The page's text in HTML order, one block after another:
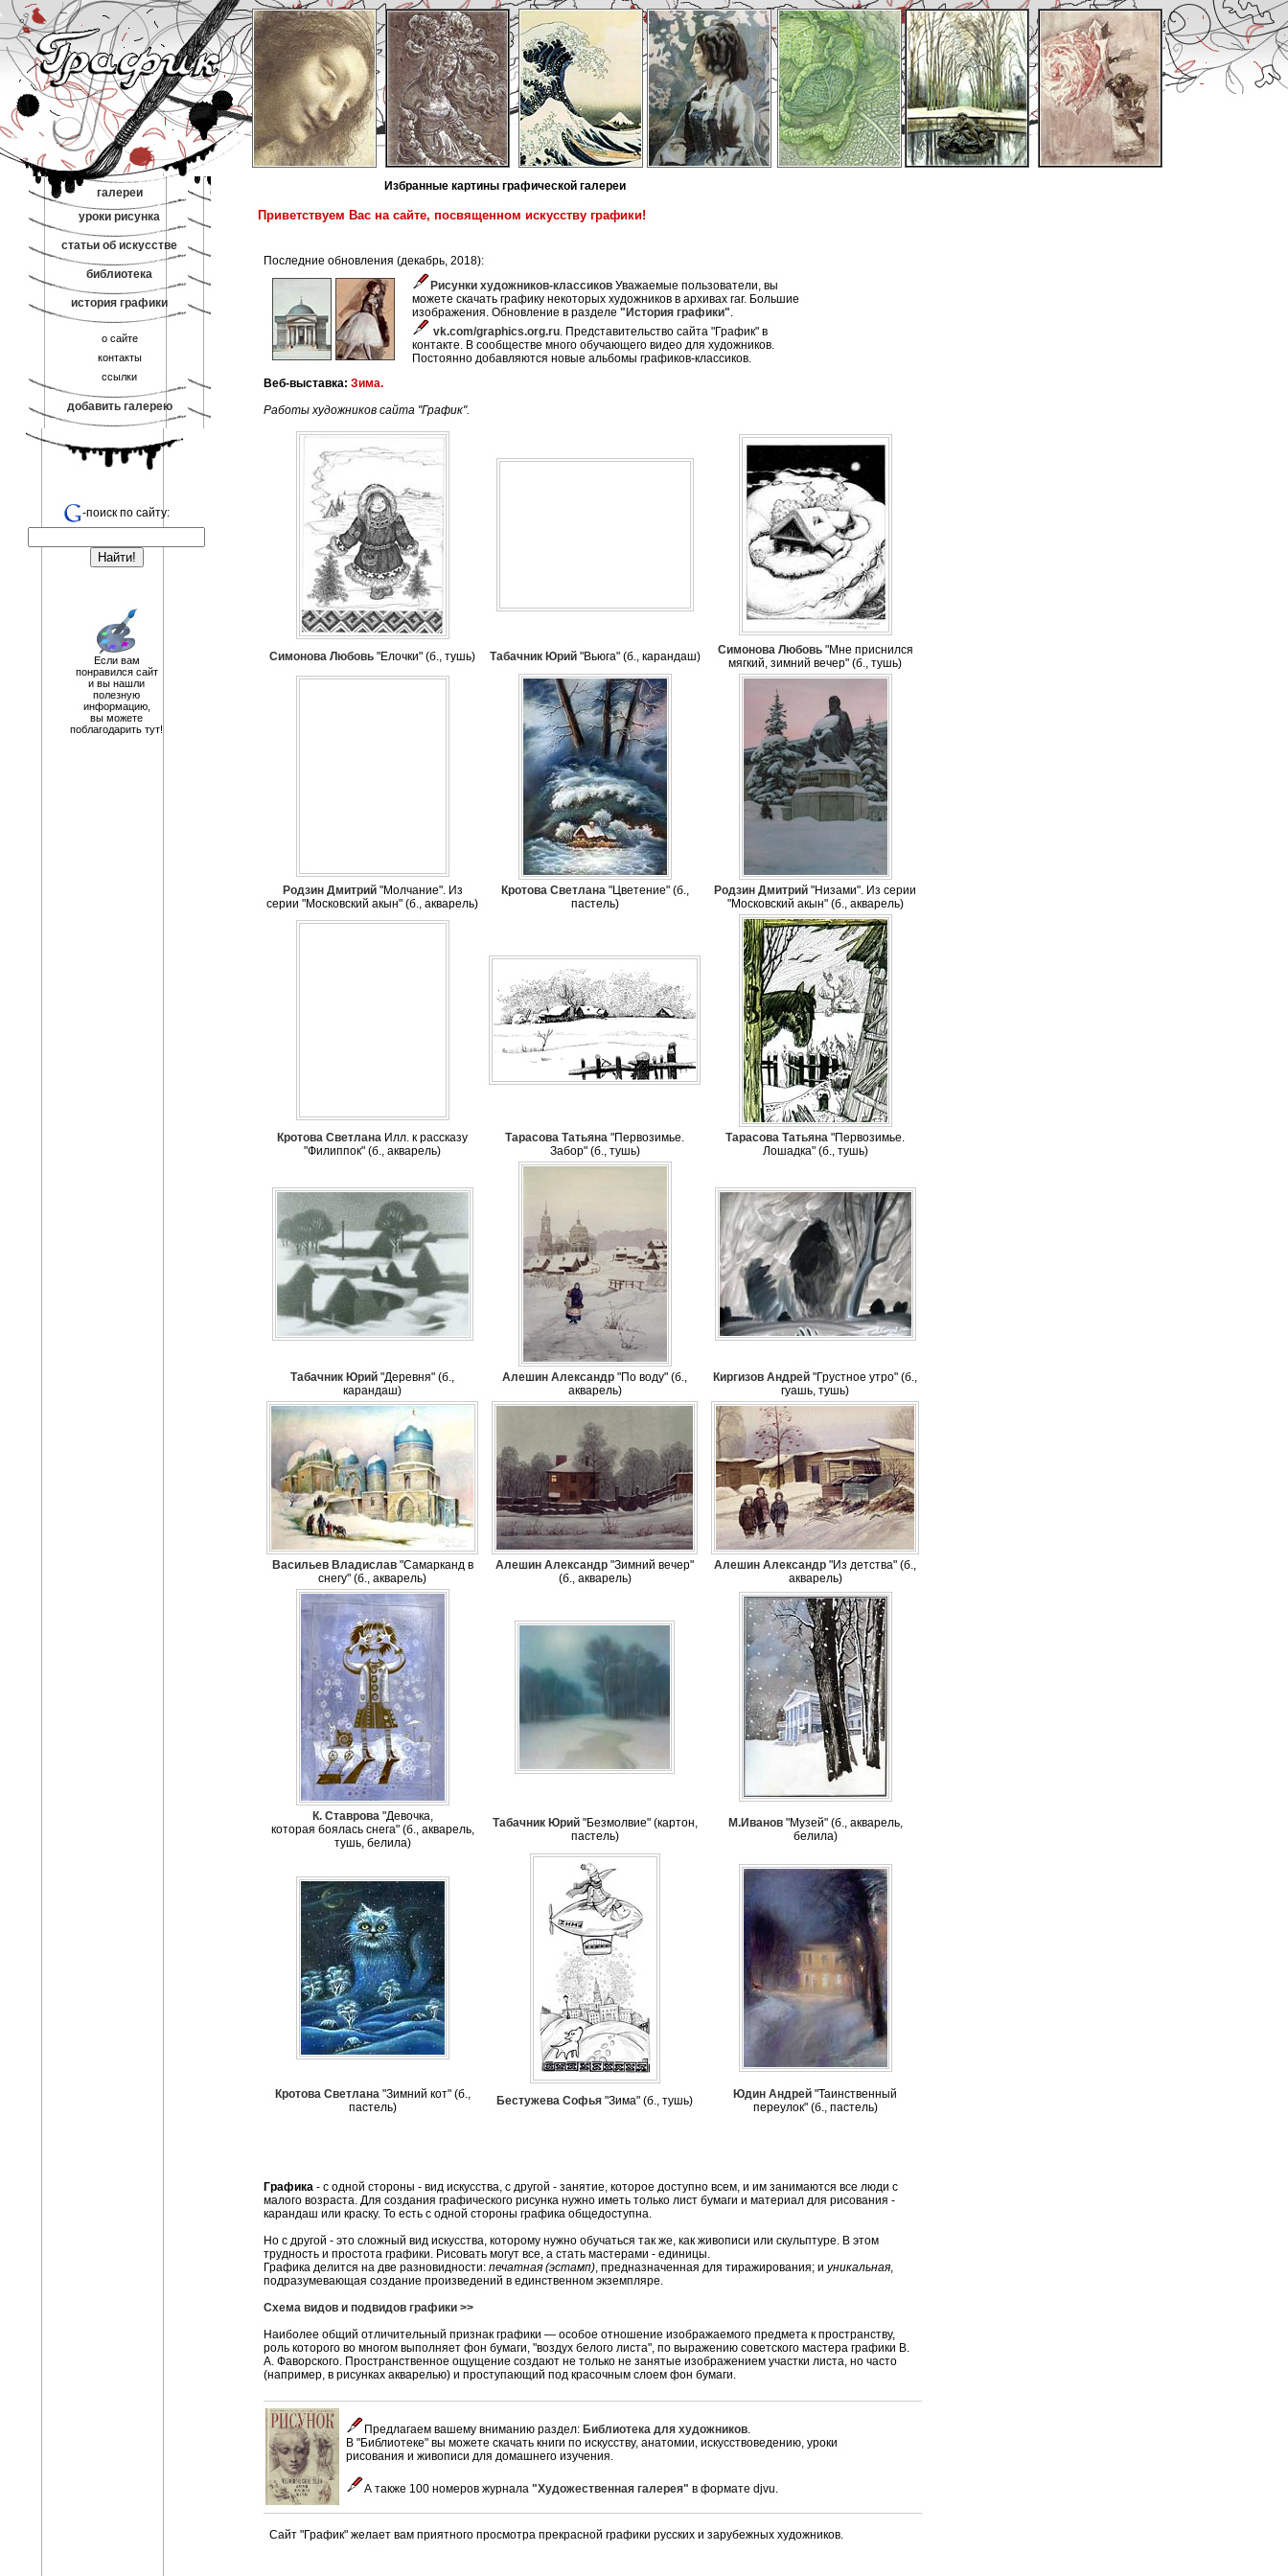
галереи
уроки рисунка
статьи об искусстве
библиотека
история графики
о сайте
контакты
ссылки
добавить галерею
-поиск по сайту:
Если вам
понравился сайт
и вы нашли
полезную
информацию,
вы можете
поблагодарить тут!
Избранные картины графической галереи
Приветствуем Вас на сайте, посвященном искусству графики!
Последние обновления (декабрь, 2018):
Рисунки художников-классиков Уважаемые пользователи, вы
можете скачать графику некоторых художников в архивах rar. Большие
изображения. Обновление в разделе "История графики".
vk.com/graphics.org.ru. Представительство сайта "График" в
контакте. В сообществе много обучающего видео для художников.
Постоянно добавляются новые альбомы графиков-классиков.
Веб-выставка: Зима.
Работы художников сайта "График".
Симонова Любовь "Елочки" (б., тушь) Табачник Юрий"Вьюга" (б., карандаш) Симонова Любовь"Мне приснился
мягкий, зимний вечер" (б., тушь)
Родзин Дмитрий"Молчание". Из
серии "Московский акын" (б., акварель)
Кротова Светлана"Цветение" (б.,
пастель)
Родзин Дмитрий "Низами". Из серии
"Московский акын" (б., акварель)
Кротова Светлана Илл. к рассказу
"Филиппок" (б., акварель)
Тарасова Татьяна "Первозимье.
Забор" (б., тушь)
Тарасова Татьяна "Первозимье.
Лошадка" (б., тушь)
Табачник Юрий "Деревня" (б.,
карандаш)
Алешин Александр "По воду" (б.,
акварель)
Киргизов Андрей "Грустное утро" (б.,
гуашь, тушь)
Васильев Владислав"Самарканд в
снегу" (б., акварель)
Алешин Александр "Зимний вечер"
(б., акварель)
Алешин Александр "Из детства" (б.,
акварель)
К. Ставрова"Девочка,
которая боялась снега" (б., акварель,
тушь, белила)
Табачник Юрий"Безмолвие" (картон,
пастель)
М.Иванов"Музей" (б., акварель,
белила)
Кротова Светлана"Зимний кот" (б.,
пастель)
Бестужева Софья "Зима" (б., тушь) Юдин Андрей "Таинственный
переулок" (б., пастель)
Графика - с одной стороны - вид искусства, с другой - занятие, которое доступно всем, и им занимаются все люди с
малого возраста. Для создания графического рисунка нужно иметь только лист бумаги и материал для рисования -
карандаш или краску. То есть с одной стороны графика общедоступна.
Но с другой - это сложный вид искусства, которому нужно обучаться так же, как живописи или скульптуре. В этом
трудность и простота графики. Рисовать могут все, а стать мастерами - единицы.
Графика делится на две разновидности: печатная (эстамп), предназначенная для тиражирования; и уникальная,
подразумевающая создание произведений в единственном экземпляре.
Схема видов и подвидов графики >>
Наиболее общий отличительный признак графики — особое отношение изображаемого предмета к пространству,
роль которого во многом выполняет фон бумаги, "воздух белого листа", по выражению советского мастера графики В.
А. Фаворского. Пространственное ощущение создают не только не занятые изображением участки листа, но часто
(например, в рисунках акварелью) и проступающий под красочным слоем фон бумаги.
Предлагаем вашему вниманию раздел: Библиотека для художников.
В "Библиотеке" вы можете скачать книги по искусству, анатомии, искусствоведению, уроки
рисования и живописи для домашнего изучения.
А также 100 номеров журнала "Художественная галерея" в формате djvu.
Сайт "График" желает вам приятного просмотра прекрасной графики русских и зарубежных художников.